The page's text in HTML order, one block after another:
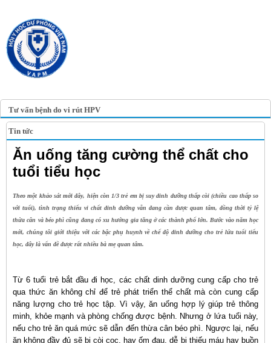
Tư vấn bệnh do vi rút HPV
Tin tức
Ăn uống tăng cường thể chất cho
tuổi tiểu học
Theo một khảo sát mới đây, hiện còn 1/3 trẻ em bị suy dinh dưỡng thấp còi (chiều cao thấp so
với tuổi), tình trạng thiếu vi chất dinh dưỡng vẫn đang cần được quan tâm, đồng thời tỷ lệ
thừa cân và béo phì cũng đang có xu hướng gia tăng ở các thành phố lớn. Bước vào năm học
mới, chúng tôi giới thiệu với các bậc phụ huynh về chế độ dinh dưỡng cho trẻ lứa tuổi tiểu
học, đây là vấn đề được rất nhiều bà mẹ quan tâm.
Từ 6 tuổi trẻ bắt đầu đi học, các chất dinh dưỡng cung cấp cho trẻ
qua thức ăn không chỉ để trẻ phát triển thể chất mà còn cung cấp
năng lượng cho trẻ học tập. Vì vậy, ăn uống hợp lý giúp trẻ thông
minh, khỏe mạnh và phòng chống được bệnh. Nhưng ở lứa tuổi này,
nếu cho trẻ ăn quá mức sẽ dẫn đến thừa cân béo phì. Ngược lại, nếu
ăn không đầy đủ sẽ bị còi cọc, hay ốm đau, dễ bị thiếu máu hay buồn